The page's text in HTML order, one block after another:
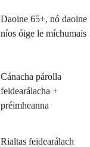
Daoine 65+, nó daoine
níos óige le míchumais
Cánacha párolla
feidearálacha +
préimheanna
Rialtas feidearálach